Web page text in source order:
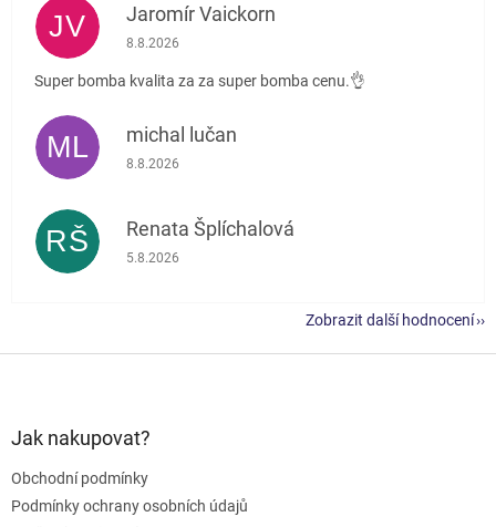
JV Jaromír Vaickorn
Hodnocení obchodu je 5 z 5 hvězdiček.
8.8.2026
Super bomba kvalita za za super bomba cenu.👌
ML michal lučan
Hodnocení obchodu je 5 z 5 hvězdiček.
8.8.2026
RŠ Renata Šplíchalová
Hodnocení obchodu je 5 z 5 hvězdiček.
5.8.2026
Zobrazit další hodnocení
Jak nakupovat?
Obchodní podmínky
Podmínky ochrany osobních údajů